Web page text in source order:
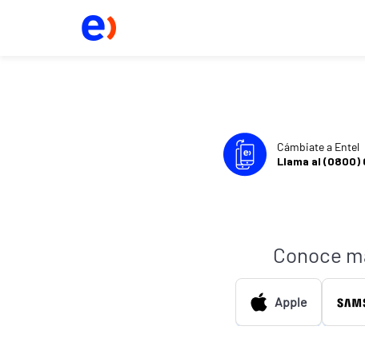
Cámbiate a Entel
Llama al (0800)
Conoce
Apple